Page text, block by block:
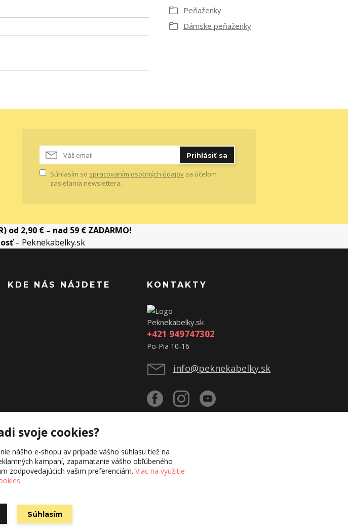
Peňaženky
Dámske peňaženky
Prihlásiť sa
Súhlasím so spracovaním osobných údajov za účelom
zasielania newslettera.
od 2,90 € – nad 59 € ZADARMO!
– Peknekabelky.sk
KDE NÁS NÁJDETE KONTAKTY
Peknekabelky.sk
+421 949747302
Po-Pia 10-16
info@peknekabelky.sk
svoje cookies?
nášho e-shopu av prípade vášho súhlasu tiež na
kampaní, zapamätanie vášho obľúbeného
zodpovedajúcich vašim preferenciám. Viac na využitie
Súhlasím